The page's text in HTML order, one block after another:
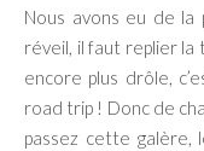
Nous avons eu de la
réveil, il faut replier la
encore plus drôle,
road trip ! Donc de
passez cette galère,